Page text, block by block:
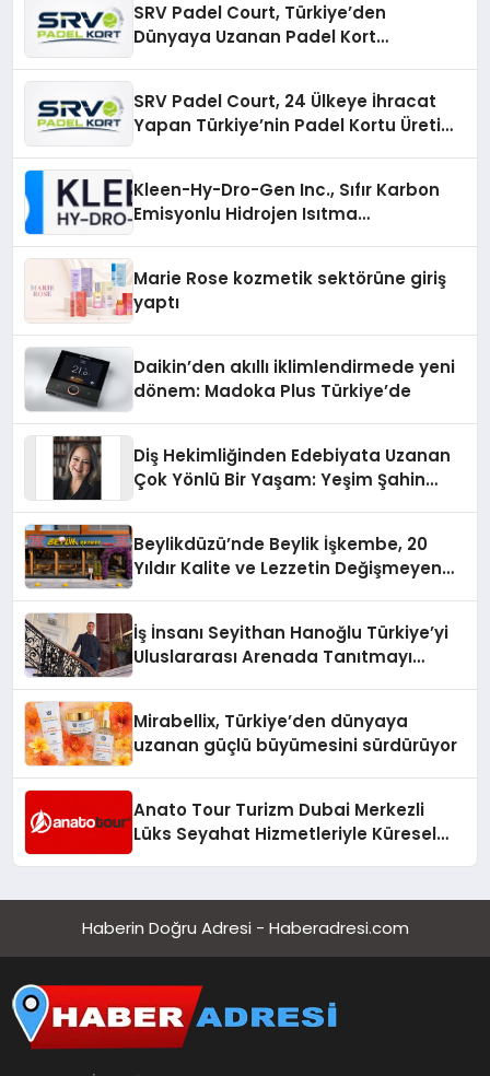
SRV Padel Court, Türkiye’den
Dünyaya Uzanan Padel Kort
SRV Padel Court, 24 Ülkeye İhracat
Yapan Türkiye’nin Padel Kortu Üretim
Kleen-Hy-Dro-Gen Inc., Sıfır Karbon
Emisyonlu Hidrojen Isıtma
Marie Rose kozmetik sektörüne giriş
yaptı
Daikin’den akıllı iklimlendirmede yeni
dönem: Madoka Plus Türkiye’de
Diş Hekimliğinden Edebiyata Uzanan
Çok Yönlü Bir Yaşam: Yeşim Şahin
Beylikdüzü’nde Beylik İşkembe, 20
Yıldır Kalite ve Lezzetin Değişmeyen
İş İnsanı Seyithan Hanoğlu Türkiye’yi
Uluslararası Arenada Tanıtmayı
Mirabellix, Türkiye’den dünyaya
uzanan güçlü büyümesini sürdürüyor
Anato Tour Turizm Dubai Merkezli
Lüks Seyahat Hizmetleriyle Küresel
Haberin Doğru Adresi - Haberadresi.com